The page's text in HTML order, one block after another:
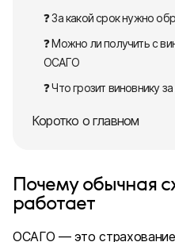
Почему обычная
работает
ОСАГО — это
❓ За какой срок нужно
❓ Можно ли получить с
ОСАГО
❓ Что грозит виновнику
Коротко о главном